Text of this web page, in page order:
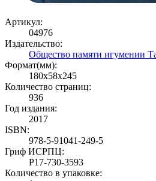
Артикул:
04976
Издательство:
Общество памяти игумении
Формат(мм):
180x58x245
Количество страниц:
936
Год издания:
2017
ISBN:
978-5-91041-249-5
Гриф ИСРПЦ:
Р17-730-3593
Количество в упаковке: